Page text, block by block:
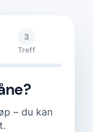
3
Treff
– du kan